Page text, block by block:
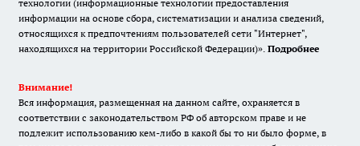
технологии (информационные технологии предоставления
информации на основе сбора, систематизации и анализа сведений,
относящихся к предпочтениям пользователей сети "Интернет",
находящихся на территории Российской Федерации)». Подробнее
Внимание!
Вся информация, размещенная на данном сайте, охраняется в
соответствии с законодательством РФ об авторском праве и не
подлежит использованию кем-либо в какой бы то ни было форме, в